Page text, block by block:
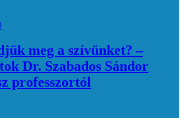
meg a szívünket? –
Dr. Szabados Sándor
professzortól